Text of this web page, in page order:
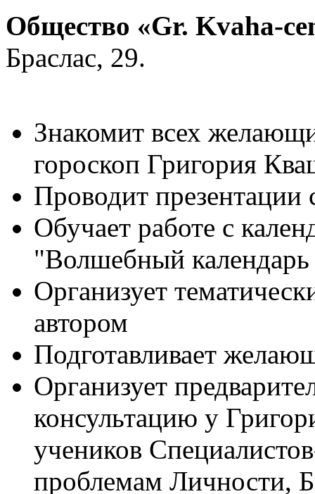
Общество «Gr. Kvaha-
Браслаc, 29.
Знакомит всех
гороскоп Григория
Проводит презентации
Обучает работе с
"Волшебный
Организует
автором
Подготавливает
Организует
консультацию у
учеников
проблемам Личности,